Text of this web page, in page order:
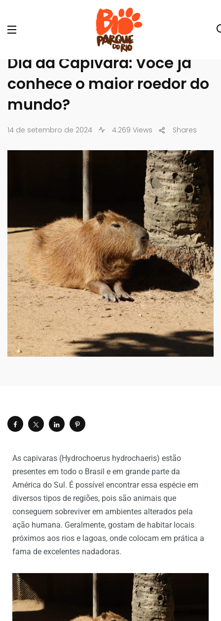
Dia da Capivara: Você já
conhece o maior roedor do
mundo?
14 de setembro de 2024 4.269 Views Shares
As capivaras (Hydrochoerus hydrochaeris) estão
presentes em todo o Brasil e em grande parte da
América do Sul. É possível encontrar essa espécie em
diversos tipos de regiões, pois são animais que
conseguem sobreviver em ambientes alterados pela
ação humana. Geralmente, gostam de habitar locais
próximos aos rios e lagoas, onde colocam em prática a
fama de excelentes nadadoras.